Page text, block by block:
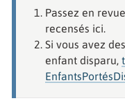
Passez en
recensés ici.
Si vous avez
enfant disparu,